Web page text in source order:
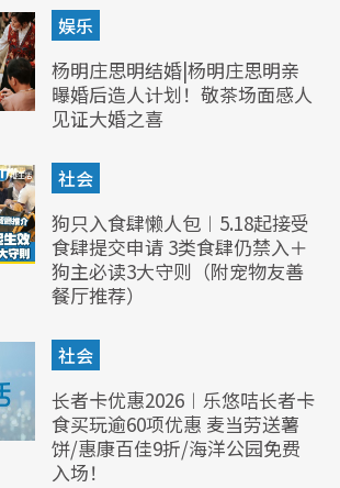
娱乐
杨明庄思明结婚|杨明庄思明亲
曝婚后造人计划！敬茶场面感人
见证大婚之喜
社会
狗只入食肆懒人包︱5.18起接受
食肆提交申请 3类食肆仍禁入＋
狗主必读3大守则（附宠物友善
餐厅推荐）
社会
长者卡优惠2026︱乐悠咭长者卡
食买玩逾60项优惠 麦当劳送薯
饼/惠康百佳9折/海洋公园免费
入场！